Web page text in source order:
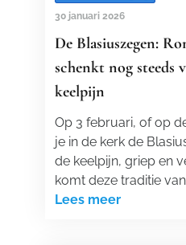
30 januari 2026
De Blasiuszegen:
schenkt nog steeds
keelpijn
Op 3 februari, of op
je in de kerk de
de keelpijn, griep en
komt deze traditie
Lees meer